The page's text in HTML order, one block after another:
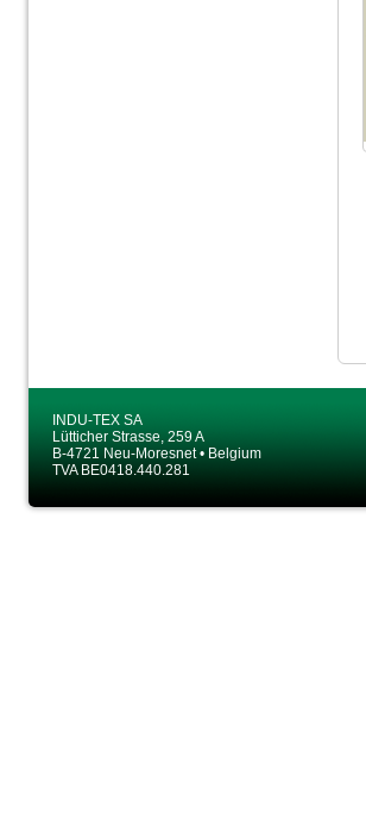
INDU-TEX SA
Lütticher Strasse, 259 A
B-4721 Neu-Moresnet • Belgium
TVA BE0418.440.281